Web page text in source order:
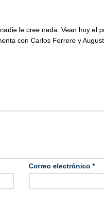
le cree nada. Vean hoy el
con Carlos Ferrero y
Correo electrónico *